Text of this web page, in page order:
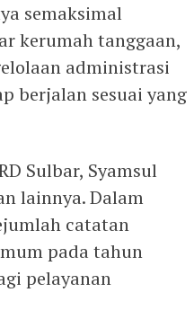
semaksimal
kerumah tanggaan,
administrasi
berjalan sesuai yang
Sulbar, Syamsul
lainnya. Dalam
catatan
pada tahun
pelayanan